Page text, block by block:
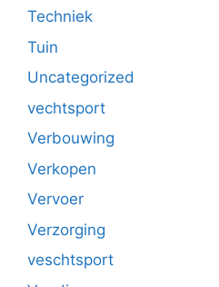
Techniek
Tuin
Uncategorized
vechtsport
Verbouwing
Verkopen
Vervoer
Verzorging
veschtsport